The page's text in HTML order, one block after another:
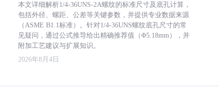
本文详细解析1/4-36UNS-2A螺纹的标准尺寸及底孔计算，
包括外径、螺距、公差等关键参数，并提供专业数据来源
（ASME B1.1标准）。针对1/4-36UNS螺纹底孔尺寸的常
见疑问，通过公式推导给出精确推荐值（Φ5.18mm），并
附加工艺建议与扩展知识。
2026年8月4日